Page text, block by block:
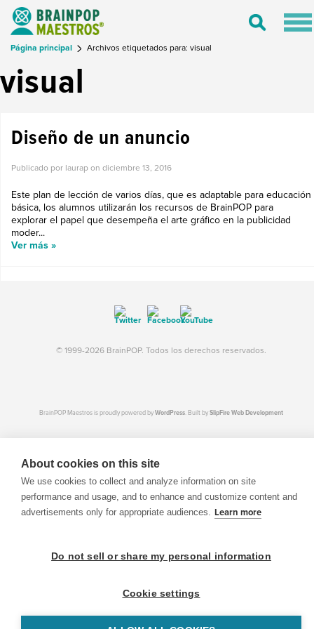
Toggle
Página principal Archivos etiquetados para: visual
visual
Diseño de un anuncio
Publicado por laurap on diciembre 13, 2016
Este plan de lección de varios días, que es adaptable para educación
básica, los alumnos utilizarán los recursos de BrainPOP para
explorar el papel que desempeña el arte gráfico en la publicidad
moder...
Ver más »
© 1999-2026 BrainPOP. Todos los derechos reservados.
BrainPOP Maestros is proudly powered byWordPress. Built bySlipFire Web Development
About cookies on this site
We use cookies to collect and analyze information on site
performance and usage, and to enhance and customize content and
advertisements only for appropriate audiences. Learn more
Do not sell or share my personal information
Cookie settings